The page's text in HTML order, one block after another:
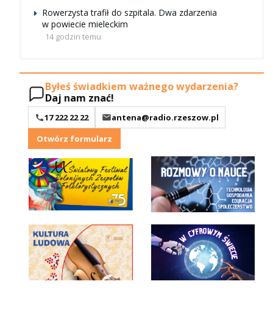
Rowerzysta trafił do szpitala. Dwa zdarzenia
w powiecie mieleckim
14 godzin temu
Byłeś świadkiem ważnego wydarzenia?
Daj nam znać!
17 222 22 22
antena@radio.rzeszow.pl
Otwórz formularz